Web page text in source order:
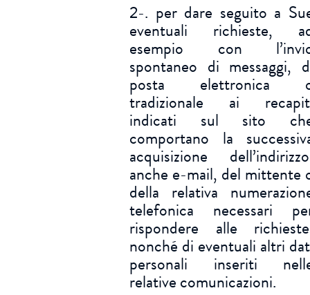
2-. per dare seguito a
eventuali richieste,
esempio con
spontaneo di messaggi,
posta elettronica
tradizionale ai
indicati sul sito
comportano la
acquisizione
anche e-mail, del mittente
della relativa
telefonica necessari
rispondere alle
nonché di eventuali altri
personali inseriti
relative comunicazioni.